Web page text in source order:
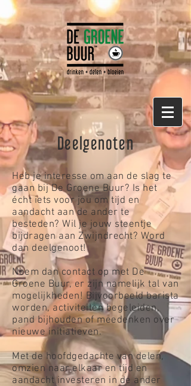
Deelgenoten
Heb je interesse om aan de slag te
gaan bij De Groene Buur? ​Is het
écht iets voor jou om tijd en
aandacht aan de ander te
besteden? Wil je jouw steentje
bijdragen aan Zwijndrecht? Word
dan deelgenoot!
Neem dan contact op met De
Groene Buur, er zijn namelijk tal van
mogelijkheden! Bijvoorbeeld barista
worden, activiteiten begeleiden,
pand bijhouden of meedenken over
nieuwe initiatieven.
Met de hoofdgedachte van delen,
omzien naar elkaar en tijd en
aandacht investeren in de ander